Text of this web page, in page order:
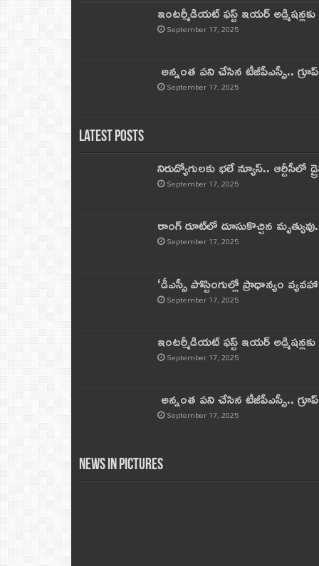
ఇంటర్మీడియట్ ఫస్ట్‌ ఇయర్‌
September 17, 2025
అన్నంత పని చేసిన టీజీపీఎస్సీ..
September 17, 2025
Latest Posts
నిరుద్యోగులకు భలే న్యూస్.. ఆర్టీసీలో
September 17, 2025
రాంగ్ రూట్‌లో దూసుకొచ్చిన
September 17, 2025
‘డీఎస్సీ పోస్టింగుల్లో ప్రాధాన్యం
September 17, 2025
ఇంటర్మీడియట్ ఫస్ట్‌ ఇయర్‌
September 17, 2025
అన్నంత పని చేసిన టీజీపీఎస్సీ..
September 17, 2025
News in Pictures